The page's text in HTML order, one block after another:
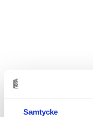
Samtycke
1 441
Antal